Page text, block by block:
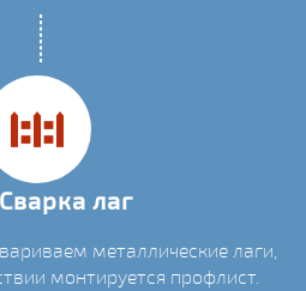
Сварка лаг
металлические лаги,
монтируется профлист.